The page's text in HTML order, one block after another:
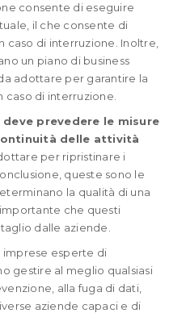
consente di eseguire
il che consente di
caso di interruzione. Inoltre,
un piano di business
adottare per garantire la
di interruzione.
prevedere le misure
delle attività
per ripristinare i
queste sono le
la qualità di una
che questi
dalle aziende.
imprese esperte di
gestire al meglio qualsiasi
alla fuga di dati,
aziende capaci e di